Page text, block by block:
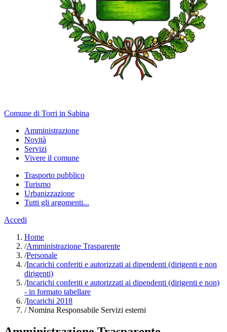
Comune di Torri in Sabina
Amministrazione
Novità
Servizi
Vivere il comune
Trasporto pubblico
Turismo
Urbanizzazione
Tutti gli argomenti...
Accedi
Home
/Amministrazione Trasparente
/Personale
/Incarichi conferiti e autorizzati ai dipendenti (dirigenti e non
dirigenti)
/Incarichi conferiti e autorizzati ai dipendenti (dirigenti e non)
- in formato tabellare
/Incarichi 2018
/Nomina Responsabile Servizi esterni